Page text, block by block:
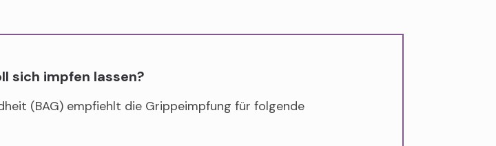
sich impfen lassen?
(BAG) empfiehlt die Grippeimpfung für folgende